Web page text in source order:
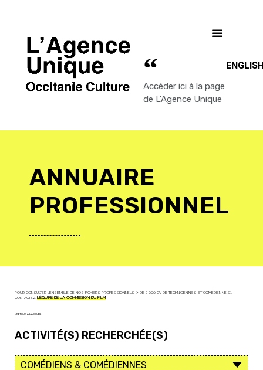
Accéder ici à la page
de L'Agence Unique
ANNUAIRE
PROFESSIONNEL
POUR CONSULTER L'ENSEMBLE DE NOS FICHIERS PROFESSIONNELS (+ DE 2 000 CV DE TECHNICIEN·NE·S ET COMÉDIEN·NE·S),
CONTACTEZ L'ÉQUIPE DE LA COMMISSION DU FILM
< RETOUR À L'ACCUEIL
ACTIVITÉ(S) RECHERCHÉE(S)